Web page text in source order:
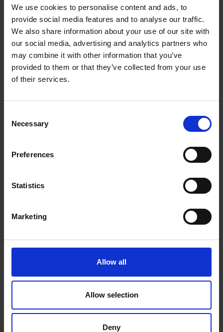
We use cookies to personalise content and ads, to
provide social media features and to analyse our traffic.
We also share information about your use of our site with
our social media, advertising and analytics partners who
may combine it with other information that you’ve
provided to them or that they’ve collected from your use
of their services.
Selection
Necessary
Preferences
Statistics
Marketing
Allow all
Allow selection
Deny